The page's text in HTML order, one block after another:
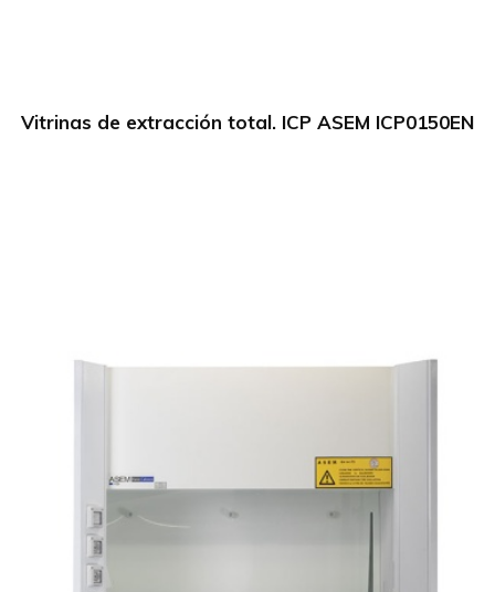
Vitrinas de extracción total. ICP ASEM ICP0150EN